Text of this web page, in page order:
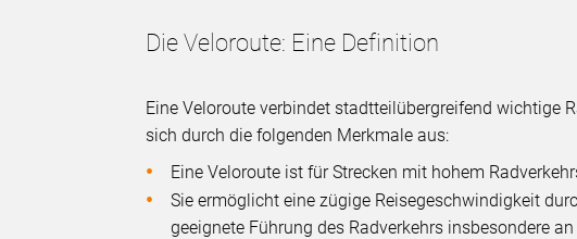
Die Veloroute: Eine Definition
Eine Veloroute verbindet stadtteilübergreifend wichtige
sich durch die folgenden Merkmale aus:
Eine Veloroute ist für Strecken mit hohem
Sie ermöglicht eine zügige Reisegeschwindigkeit
geeignete Führung des Radverkehrs insbesondere